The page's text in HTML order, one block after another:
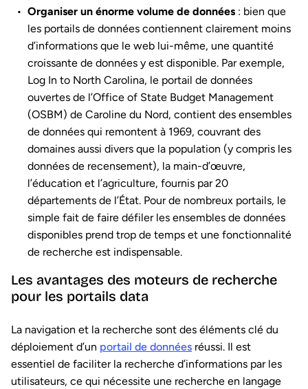
Organiser un énorme volume de données : bien que
les portails de données contiennent clairement moins
d’informations que le web lui-même, une quantité
croissante de données y est disponible. Par exemple,
Log In to North Carolina, le portail de données
ouvertes de l’Office of State Budget Management
(OSBM) de Caroline du Nord, contient des ensembles
de données qui remontent à 1969, couvrant des
domaines aussi divers que la population (y compris les
données de recensement), la main-d’œuvre,
l’éducation et l’agriculture, fournis par 20
départements de l’État. Pour de nombreux portails, le
simple fait de faire défiler les ensembles de données
disponibles prend trop de temps et une fonctionnalité
de recherche est indispensable.
Les avantages des moteurs de recherche
pour les portails data
La navigation et la recherche sont des éléments clé du
déploiement d’un portail de données réussi. Il est
essentiel de faciliter la recherche d’informations par les
utilisateurs, ce qui nécessite une recherche en langage